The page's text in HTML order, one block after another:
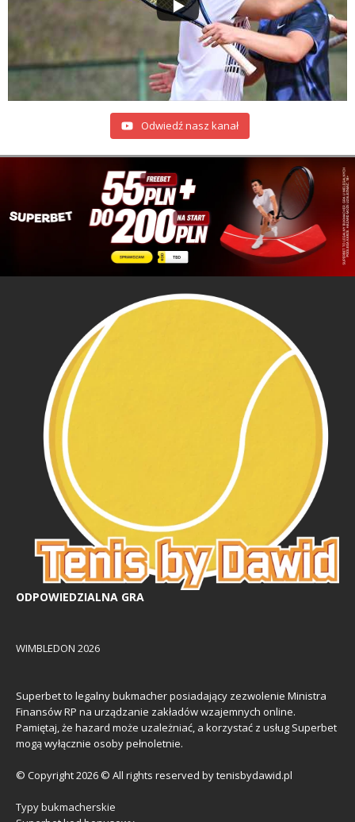
Odwiedź nasz kanał
ODPOWIEDZIALNA GRA
WIMBLEDON 2026
Superbet to legalny bukmacher posiadający zezwolenie Ministra
Finansów RP na urządzanie zakładów wzajemnych online.
Pamiętaj, że hazard może uzależniać, a korzystać z usług Superbet
mogą wyłącznie osoby pełnoletnie.
© Copyright 2026 © All rights reserved by tenisbydawid.pl
Typy bukmacherskie